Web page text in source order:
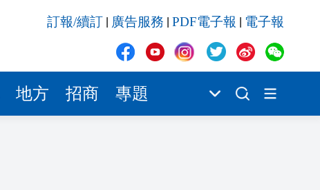
訂報/續訂 廣告服務 PDF電子報 電子報
地方 招商 專題
13:17
13:01